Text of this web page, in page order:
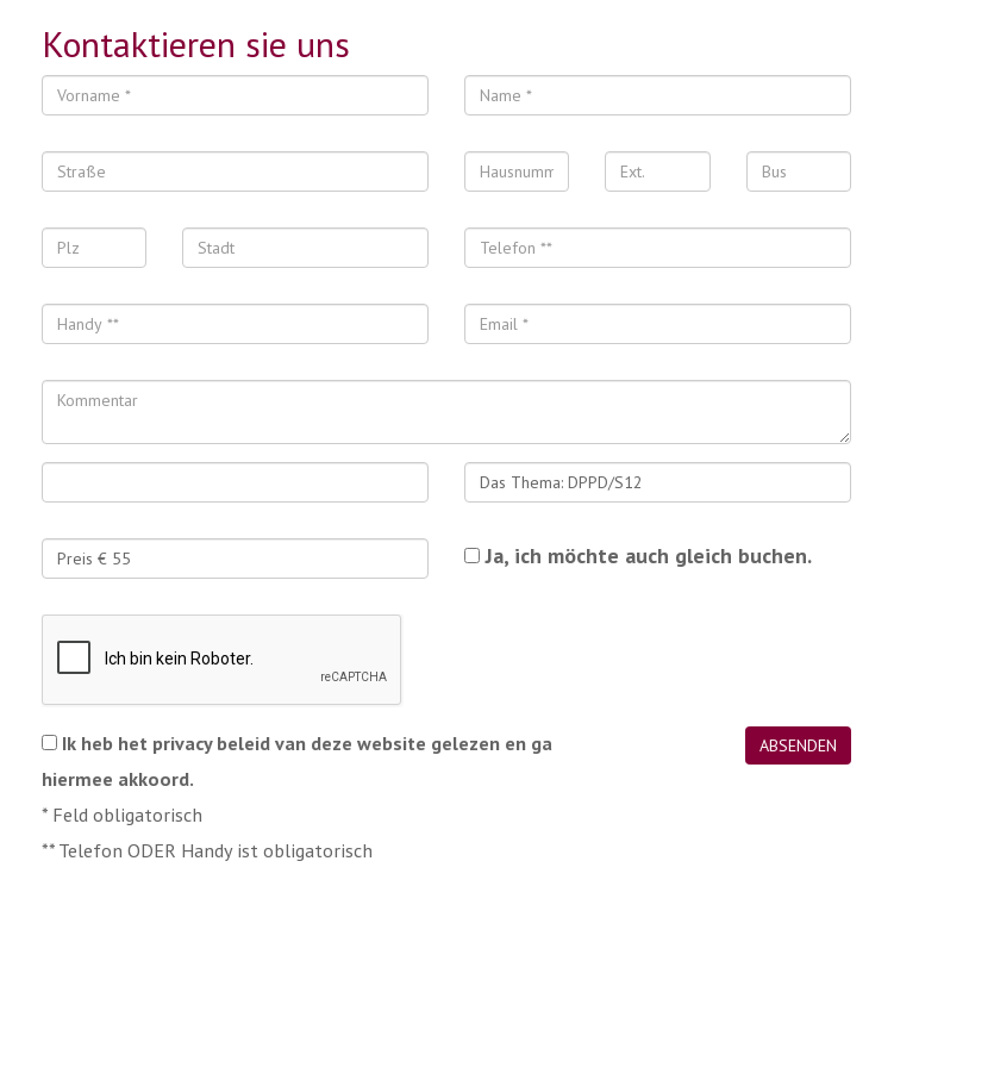
Kontaktieren sie uns
Ja, ich möchte auch gleich buchen.
Ik heb het privacy beleid van deze website gelezen en ga
hiermee akkoord.
* Feld obligatorisch
** Telefon ODER Handy ist obligatorisch